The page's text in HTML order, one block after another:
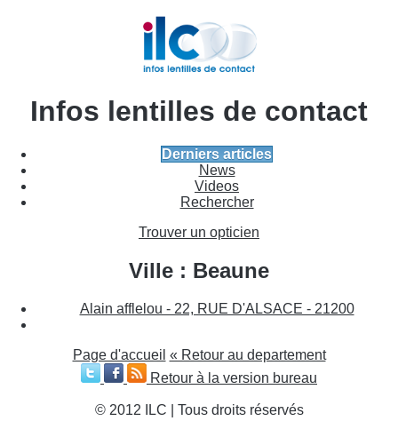
Infos lentilles de contact
Derniers articles
News
Videos
Rechercher
Trouver un opticien
Ville : Beaune
Alain afflelou - 22, RUE D'ALSACE - 21200
Page d'accueil « Retour au departement
Retour à la version bureau
© 2012 ILC | Tous droits réservés